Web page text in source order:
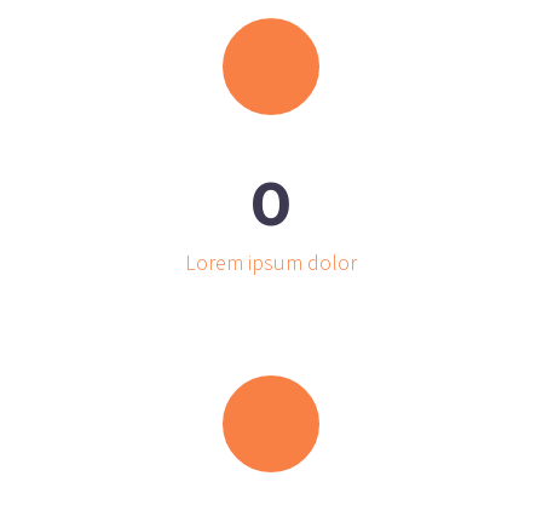
0
Lorem ipsum dolor